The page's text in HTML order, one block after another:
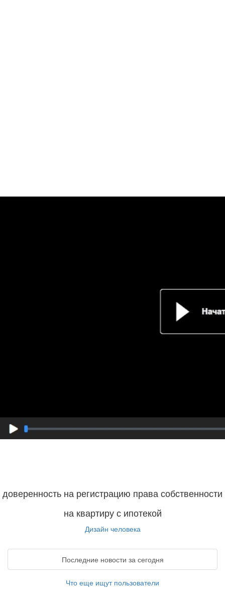
доверенность на регистрацию права собственности
на квартиру с ипотекой
Дизайн человека
Последние новости за сегодня
Что еще ищут пользователи